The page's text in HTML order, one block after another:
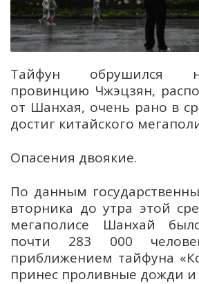
Тайфун обрушился
провинцию Чжэцзян,
от Шанхая, очень рано в
достиг китайского
Опасения двоякие.
По данным
вторника до утра этой
мегаполисе Шанхай
почти 283 000
приближением тайфуна
принес проливные дожди и